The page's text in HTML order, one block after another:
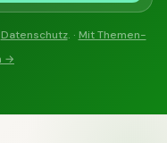
Datenschutz. · Mit Themen-
→